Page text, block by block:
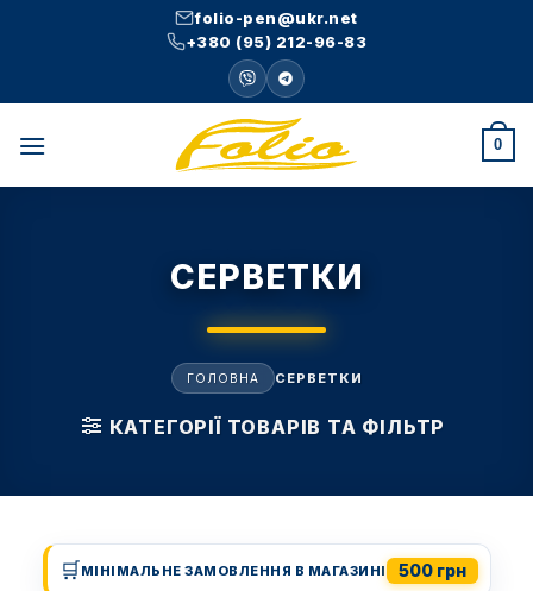
folio-pen@ukr.net
+380 (95) 212-96-83
0
СЕРВЕТКИ
ГОЛОВНА СЕРВЕТКИ
КАТЕГОРІЇ ТОВАРІВ ТА ФІЛЬТР
🛒МІНІМАЛЬНЕ ЗАМОВЛЕННЯ В МАГАЗИНІ 500 грн